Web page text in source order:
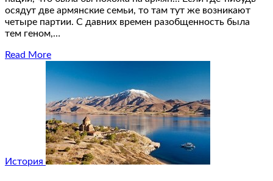
осядут две армянские семьи, то там тут же возникают
четыре партии. С давних времен разобщенность была
тем геном,…
Read More
История